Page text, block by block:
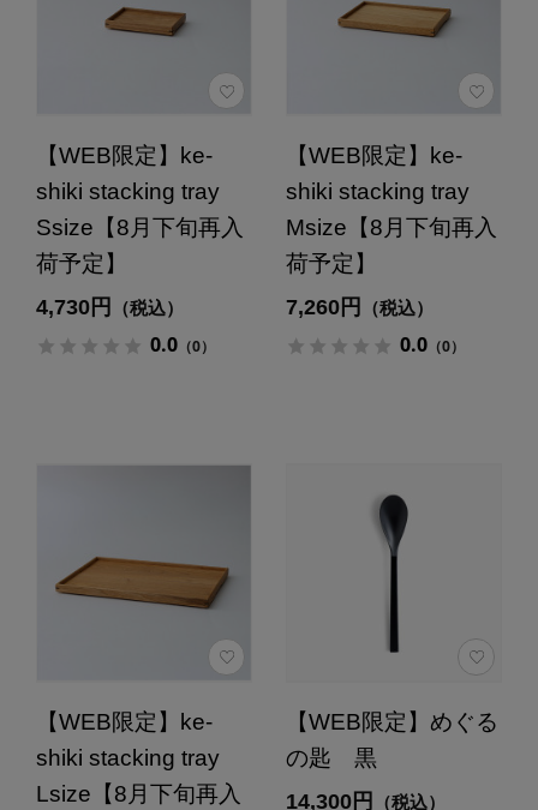
【WEB限定】ke-
shiki stacking tray
Ssize【8月下旬再入
荷予定】
4,730円 （税込）
0.0（0）
【WEB限定】ke-
shiki stacking tray
Msize【8月下旬再入
荷予定】
7,260円 （税込）
0.0（0）
【WEB限定】ke-
shiki stacking tray
Lsize【8月下旬再入
【WEB限定】めぐる
の匙 黒
14,300円 （税込）